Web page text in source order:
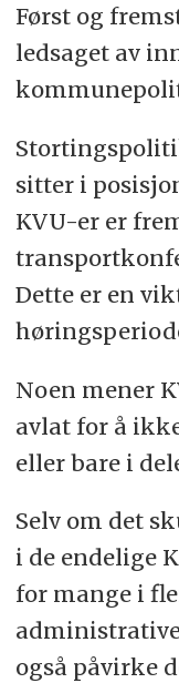
Først og
ledsaget av
sitter i
KVU-er er
Dette er en
Noen mener
avlat for å
eller bare i
Selv om det
i de endelige
for mange i
også påvirke